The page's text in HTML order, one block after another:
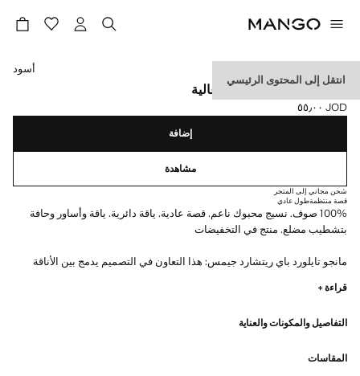
انتقل إلى المحتوى الرئيسي
كنزة 100% صوف بجودة عالية
السعر الحالي [JOD ٥٥٫٠٠ ]
JOD ٥٥٫٠٠
حدد اللون
أسود
إضافة
مشاهدة
شحن مجاني إلى المتجر
قصة منتظمةطول عادي
100% صوف. نسيج محبوك ناعم. قصة عادية. ياقة دائرية. ياقة وأساور وحافة
بتشطيب مضلع. منتج في التخفيضات
مانجو تايلورد باي ريتشارد جيمس: هذا التعاون في التصميم يدمج بين الأناقة
مجموعة من الأزياء الراقية والأنيقة التي يمكن الوصول إليها، تركز على إعادة
وأقمشة عالية الجودة.
قراءة +
التفاصيل والمكونات والعناية
المقاسات